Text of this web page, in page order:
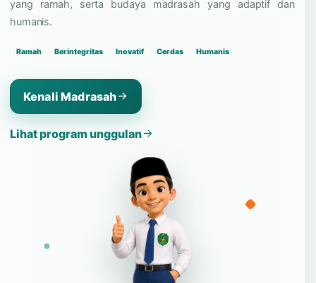
madrasah.
yang ramah, serta budaya madrasah yang adaptif dan
Ramah Berintegritas Inovatif
Kenali Madrasah
Lihat program unggulan